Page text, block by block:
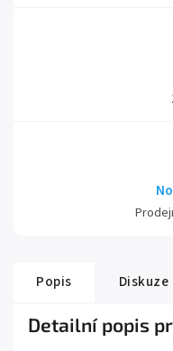
Popis Diskuze
Detailní popis